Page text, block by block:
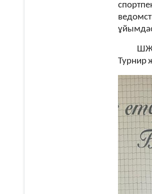
Турнир